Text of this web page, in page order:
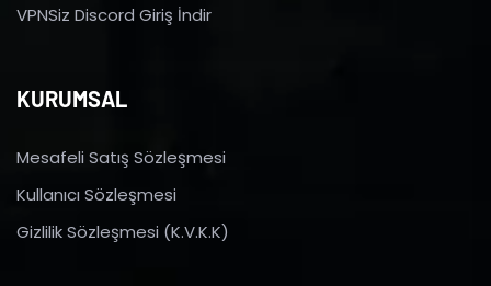
VPNSiz Discord Giriş İndir
KURUMSAL
Mesafeli Satış Sözleşmesi
Kullanıcı Sözleşmesi
Gizlilik Sözleşmesi (K.V.K.K)